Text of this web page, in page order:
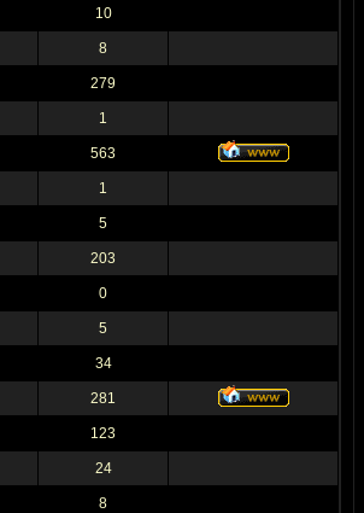
10
8
279
1
563
1
5
203
0
5
34
281
123
24
8